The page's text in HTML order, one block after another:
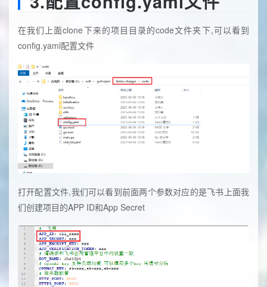
在我们上面clone下来的项目目录的code文件夹下,可以看到
config.yaml配置文件
打开配置文件,我们可以看到前面两个参数对应的是飞书上面我
们创建项目的APP ID和App Secret